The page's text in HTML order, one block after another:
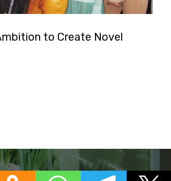
to Create Novel